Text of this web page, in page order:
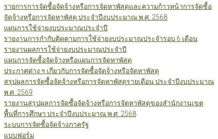
รายการการจัดซื้อจัดจ้างหรือการจัดหาพัสดุและความก้าวหน้าการจัดซื้อ
จัดจ้างหรือการจัดหาพัสดุ ประจำปีงบประมาณ พ.ศ. 2568
แผนการใช้จ่ายงบประมาณประจำปี
รายงานการกำกับติดตามการใช้จ่ายงบประมาณประจำรอบ 6 เดือน
รายงานผลการใช้จ่ายงบประมาณประจำปี
แผนการจัดซื้อจัดจ้างหรือแผนการจัดหาพัสดุ
ประกาศต่าง ๆ เกี่ยวกับการจัดซื้อจัดจ้างหรือจัดหาพัสดุ
สรุปผลการจัดซื้อจัดจ้างหรือการจัดหาพัสดุรายเดือน ประจำปีงบประมาณ
พ.ศ. 2569
รายงานสรุปผลการจัดซื้อจัดจ้างหรือการจัดหาพัสดุของสำนักงานเขต
พื้นที่การศึกษา ประจำปีงบประมาณ พ.ศ. 2568
ระบบการจัดซื้อจัดจ้างภาครัฐ
แบบฟอร์ม